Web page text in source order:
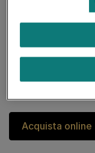
Acquista online